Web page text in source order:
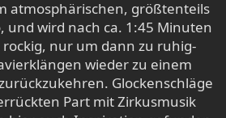
atmosphärischen, größtenteils
und wird nach ca. 1:45 Minuten
nur um dann zu ruhig-
wieder zu einem
Glockenschläge
Part mit Zirkusmusik